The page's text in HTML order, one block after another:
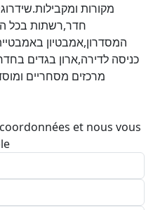
מקורות
חדר,רשתות בכל
המסדרון,אמבטיון
כניסה לדירה,ארון בגדים
מרכזים מסחריים
et nous vous